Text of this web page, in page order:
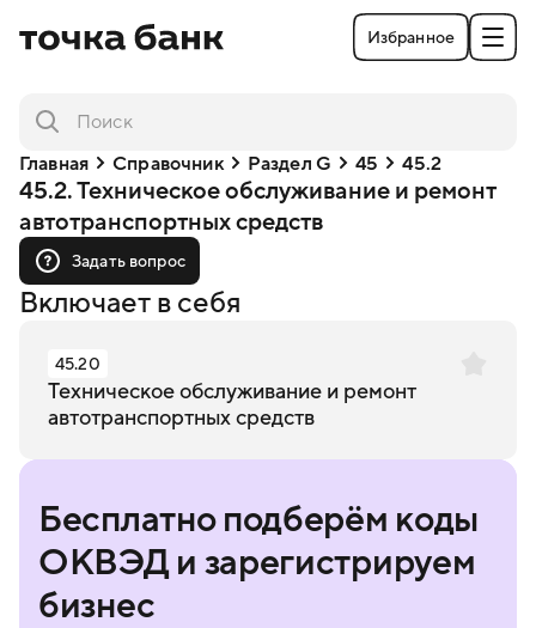
Избранное
Главная Справочник Раздел G 45 45.2
45.2. Техническое обслуживание и ремонт
автотранспортных средств
Задать вопрос
Включает в себя
45.20
Техническое обслуживание и ремонт
автотранспортных средств
Бесплатно подберём коды
ОКВЭД и зарегистрируем
бизнес